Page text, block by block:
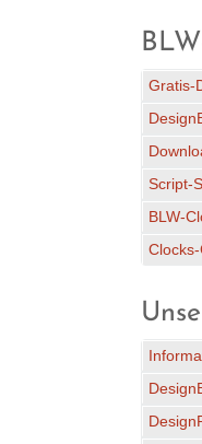
Gratis-
Script-
BLW-